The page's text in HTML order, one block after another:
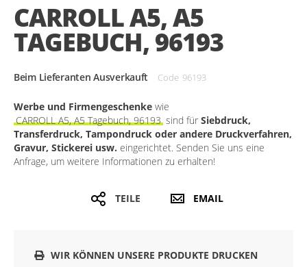
beginning
of
the
images
CARROLL A5, A5
TAGEBUCH, 96193
Beim Lieferanten Ausverkauft Code 96193
Werbe und Firmengeschenke wie
CARROLL A5, A5 Tagebuch, 96193 sind für Siebdruck,
Transferdruck, Tampondruck oder andere Druckverfahren,
Gravur, Stickerei usw. eingerichtet. Senden Sie uns eine
Anfrage, um weitere Informationen zu erhalten!
TEILE EMAIL
WIR KÖNNEN UNSERE PRODUKTE DRUCKEN